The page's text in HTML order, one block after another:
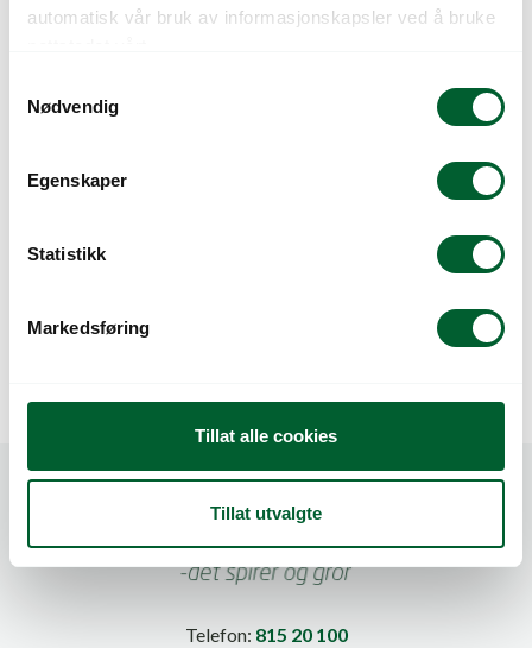
automatisk vår bruk av informasjonskapsler ved å bruke
Nødvendig
Egenskaper
Statistikk
Markedsføring
Tillat alle cookies
Tillat utvalgte
Telefon: 815 20 100